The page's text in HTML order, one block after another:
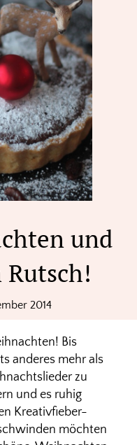
und
2014
Bis
anderes mehr als
zu
und es ruhig
Kreativfieber-
möchten